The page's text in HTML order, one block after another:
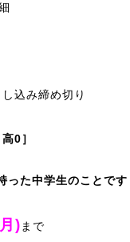
込み締め切り
0］
った中学生のことです
) まで